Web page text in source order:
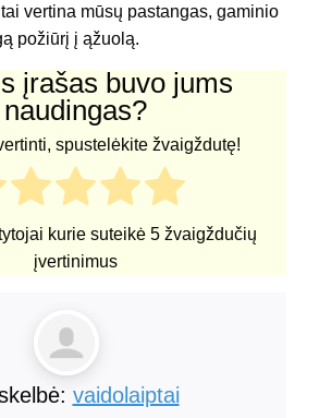
vertina mūsų pastangas, gaminio
požiūrį į ąžuolą.
įrašas buvo jums
naudingas?
spustelėkite žvaigždutę!
kurie suteikė 5 žvaigždučių
įvertinimus
vaidolaiptai